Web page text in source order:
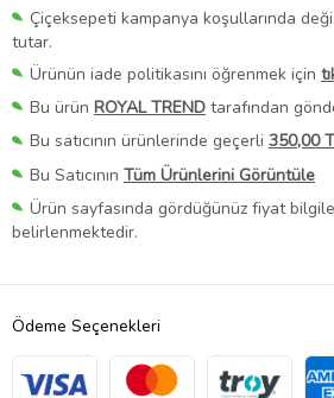
Çiçeksepeti kampanya koşullarında
tutar.
Ürünün iade politikasını öğrenmek için
Bu ürün ROYAL TREND tarafından
Bu satıcının ürünlerinde geçerli 350,00
Bu Satıcının Tüm Ürünlerini Görüntüle
Ürün sayfasında gördüğünüz fiyat
belirlenmektedir.
Ödeme Seçenekleri